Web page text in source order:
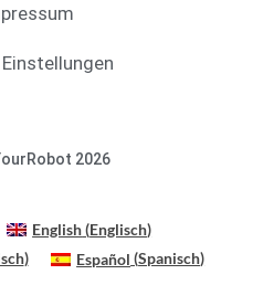
2026
English(Englisch)
) Español (Spanisch)